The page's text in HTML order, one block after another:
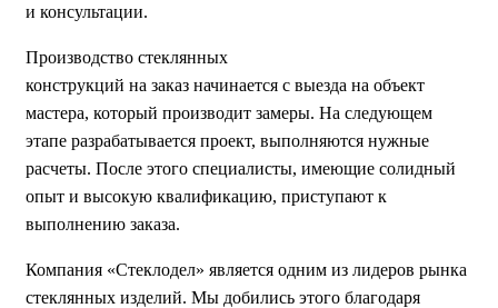
и консультации.
Производство стеклянных
конструкций на заказ начинается с выезда на объект
мастера, который производит замеры. На следующем
этапе разрабатывается проект, выполняются нужные
расчеты. После этого специалисты, имеющие солидный
опыт и высокую квалификацию, приступают к
выполнению заказа.
Компания «Стеклодел» является одним из лидеров рынка
стеклянных изделий. Мы добились этого благодаря